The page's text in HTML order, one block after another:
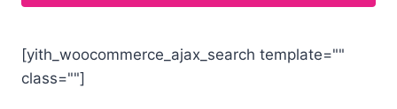
[yith_woocommerce_ajax_search template=""
class=""]